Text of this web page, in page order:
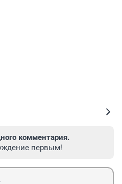
комментария.
первым!